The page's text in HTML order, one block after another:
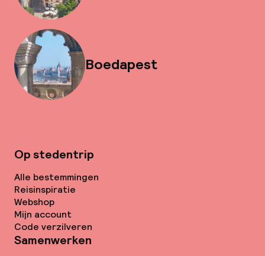
Boedapest
Op stedentrip
Alle bestemmingen
Reisinspiratie
Webshop
Mijn account
Code verzilveren
Samenwerken